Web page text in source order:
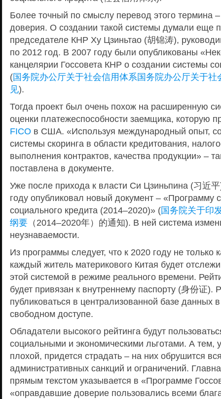
Более точный по смыслу перевод этого термина
доверия. О создании такой системы думали еще
председателе КНР Ху Цзиньтао (胡锦涛),
по 2012 год. В 2007 году были опубликованы
канцелярии Госсовета КНР о создании системы
(国务院办公厅关于社会信用体系国务院办公厅关于
见).
Тогда проект был очень похож на расширенную
оценки платежеспособности заемщика, которую
FICO в США. «Используя международный опыт,
системы скоринга в области кредитования,
выполнения контрактов, качества продукции» –
поставлена в документе.
Уже после прихода к власти Си Цзиньпина (习近
году опубликовал новый документ – «Программу
социального кредита (2014–2020)» (国务院关于印
纲要 （2014–2020年）的通知). В ней система
неузнаваемости.
Из программы следует, что к 2020 году не только
каждый житель материкового Китая будет
этой системой в режиме реального времени.
будет привязан к внутреннему паспорту (身份证).
публиковаться в централизованной базе данных
свободном доступе.
Обладатели высокого рейтинга будут
социальными и экономическими льготами. А тем, у
плохой, придется страдать – на них обрушится
административных санкций и ограничений.
прямым текстом указывается в «Программе
«оправдавшие доверие пользовались всеми